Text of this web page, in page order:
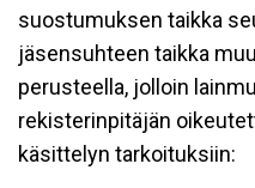
suostumuksen taikka
jäsensuhteen taikka
perusteella, jolloin
rekisterinpitäjän
käsittelyn tarkoituksiin: